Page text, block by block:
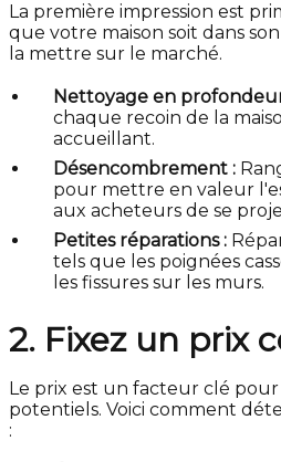
La première impression est
que votre maison soit dans
la mettre sur le marché.
Nettoyage en
chaque recoin de la
accueillant.
Désencombrement :
pour mettre en valeur
aux acheteurs de se
Petites réparations :
tels que les poignées
les fissures sur les murs.
2. Fixez un prix
Le prix est un facteur clé
potentiels. Voici comment
: